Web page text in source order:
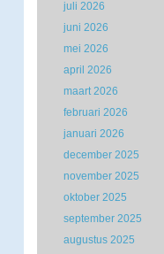
juli 2026
juni 2026
mei 2026
april 2026
maart 2026
februari 2026
januari 2026
december 2025
november 2025
oktober 2025
september 2025
augustus 2025